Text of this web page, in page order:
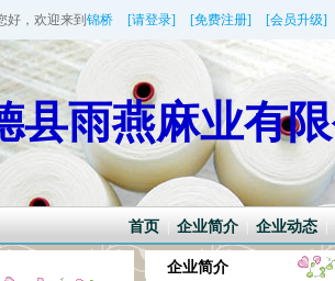
好，欢迎来到 锦桥 [请登录] [免费注册] [会员升级]
县雨燕麻业有
首页 企业简介 企业动态
企业简介